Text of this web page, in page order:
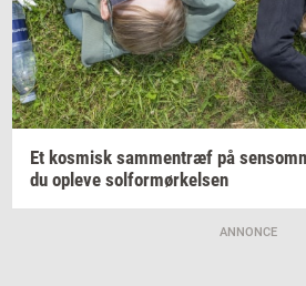
Et kos­misk sam­men­træf på
du op­le­ve sol­for­mør­kel­sen
ANNONCE